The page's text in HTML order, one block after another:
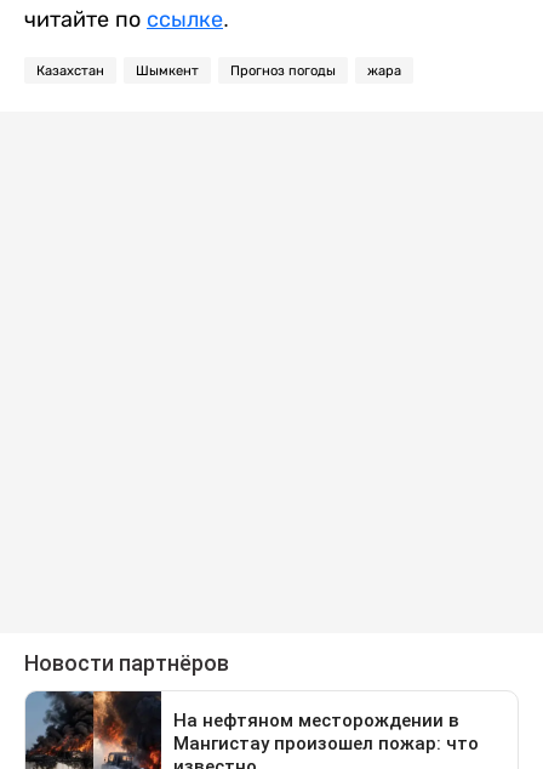
читайте по ссылке.
Казахстан Шымкент Прогноз погоды жара